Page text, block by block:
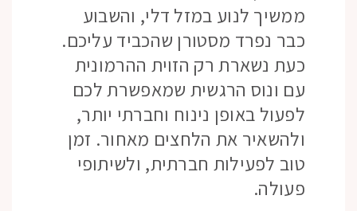
ממשיך לנוע במזל דלי, והשבוע
כבר נפרד מסטורן שהכביד עליכם.
כעת נשארת רק הזוית ההרמונית
עם ונוס הרגשית שמאפשרת לכם
לפעול באופן נינוח וחברתי יותר,
ולהשאיר את הלחצים מאחור. זמן
טוב לפעילות חברתית, ולשיתופי
פעולה.